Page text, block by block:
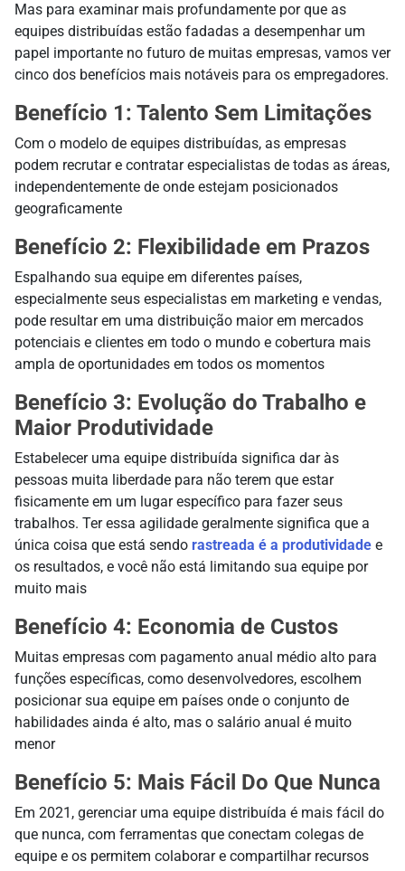
Mas para examinar mais profundamente por que as
equipes distribuídas estão fadadas a desempenhar um
papel importante no futuro de muitas empresas, vamos ver
cinco dos benefícios mais notáveis para os empregadores.
Benefício 1: Talento Sem Limitações
Com o modelo de equipes distribuídas, as empresas
podem recrutar e contratar especialistas de todas as áreas,
independentemente de onde estejam posicionados
geograficamente
Benefício 2: Flexibilidade em Prazos
Espalhando sua equipe em diferentes países,
especialmente seus especialistas em marketing e vendas,
pode resultar em uma distribuição maior em mercados
potenciais e clientes em todo o mundo e cobertura mais
ampla de oportunidades em todos os momentos
Benefício 3: Evolução do Trabalho e
Maior Produtividade
Estabelecer uma equipe distribuída significa dar às
pessoas muita liberdade para não terem que estar
fisicamente em um lugar específico para fazer seus
trabalhos. Ter essa agilidade geralmente significa que a
única coisa que está sendo rastreada é a produtividade e
os resultados, e você não está limitando sua equipe por
muito mais
Benefício 4: Economia de Custos
Muitas empresas com pagamento anual médio alto para
funções específicas, como desenvolvedores, escolhem
posicionar sua equipe em países onde o conjunto de
habilidades ainda é alto, mas o salário anual é muito
menor
Benefício 5: Mais Fácil Do Que Nunca
Em 2021, gerenciar uma equipe distribuída é mais fácil do
que nunca, com ferramentas que conectam colegas de
equipe e os permitem colaborar e compartilhar recursos